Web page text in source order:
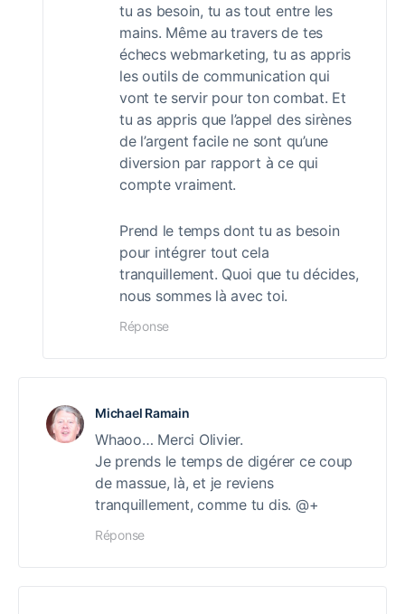
tu as besoin, tu as tout entre les
mains. Même au travers de tes
échecs webmarketing, tu as appris
les outils de communication qui
vont te servir pour ton combat. Et
tu as appris que l’appel des sirènes
de l’argent facile ne sont qu’une
diversion par rapport à ce qui
compte vraiment.
Prend le temps dont tu as besoin
pour intégrer tout cela
tranquillement. Quoi que tu décides,
nous sommes là avec toi.
Réponse
Michael Ramain
Whaoo… Merci Olivier.
Je prends le temps de digérer ce coup
de massue, là, et je reviens
tranquillement, comme tu dis. @+
Réponse